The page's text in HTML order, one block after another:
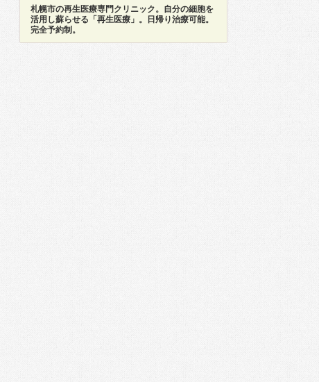
札幌市の再生医療専門クリニック。自分の細胞を
活用し蘇らせる「再生医療」。日帰り治療可能。
完全予約制。